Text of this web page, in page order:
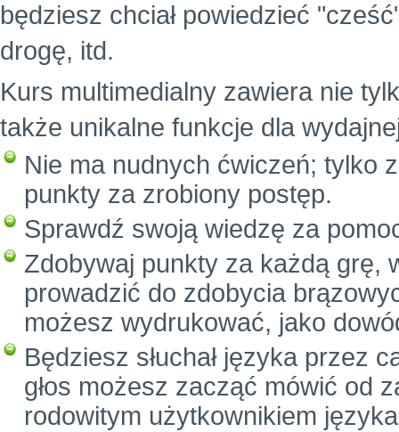
będziesz chciał powiedzieć
drogę, itd.
Kurs multimedialny zawiera nie
także unikalne funkcje dla
Nie ma nudnych ćwiczeń; tylko
punkty za zrobiony postęp.
Sprawdź swoją wiedzę za
Zdobywaj punkty za każdą grę,
prowadzić do zdobycia
możesz wydrukować, jako
Będziesz słuchał języka przez
głos możesz zacząć mówić od
rodowitym użytkownikiem